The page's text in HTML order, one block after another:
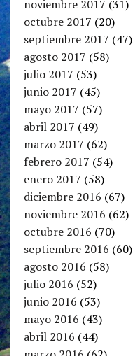
noviembre 2017 (31)
octubre 2017 (20)
septiembre 2017 (47)
agosto 2017 (58)
julio 2017 (53)
junio 2017 (45)
mayo 2017 (57)
abril 2017 (49)
marzo 2017 (62)
febrero 2017 (54)
enero 2017 (58)
diciembre 2016 (67)
noviembre 2016 (62)
octubre 2016 (70)
septiembre 2016 (60)
agosto 2016 (58)
julio 2016 (52)
junio 2016 (53)
mayo 2016 (43)
abril 2016 (44)